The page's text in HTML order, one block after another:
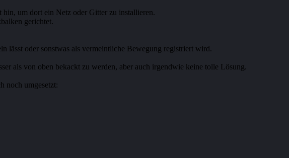
um dort ein Netz oder Gitter zu installieren.
gerichtet.
lässt oder sonstwas als vermeintliche Bewegung registriert wird.
als von oben bekackt zu werden, aber auch irgendwie keine tolle Lösung.